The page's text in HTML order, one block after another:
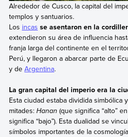
Alrededor de Cusco, la capital del
templos y santuarios.
Los incas se asentaron en la
extendieron su área de influencia
franja larga del continente en el
Perú, y llegaron a abarcar parte de
y de Argentina.
La gran capital del imperio era la
Esta ciudad estaba dividida simbólica
mitades: Hanan (que significa “alto”
significa “bajo”). Esta dualidad se
símbolos importantes de la